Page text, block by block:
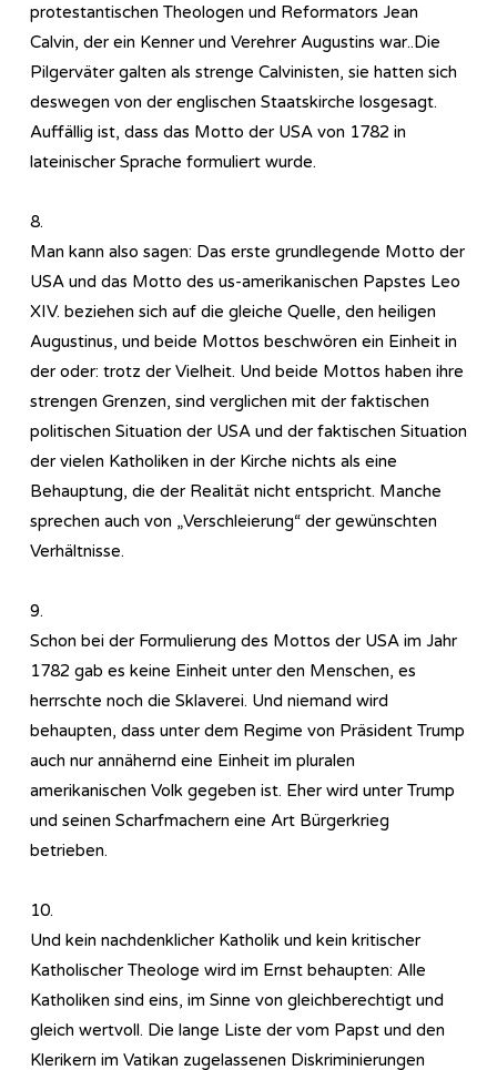
protestantischen Theologen und Reformators Jean
Calvin, der ein Kenner und Verehrer Augustins war..Die
Pilgerväter galten als strenge Calvinisten, sie hatten sich
deswegen von der englischen Staatskirche losgesagt.
Auffällig ist, dass das Motto der USA von 1782 in
lateinischer Sprache formuliert wurde.
8.
Man kann also sagen: Das erste grundlegende Motto der
USA und das Motto des us-amerikanischen Papstes Leo
XIV. beziehen sich auf die gleiche Quelle, den heiligen
Augustinus, und beide Mottos beschwören ein Einheit in
der oder: trotz der Vielheit. Und beide Mottos haben ihre
strengen Grenzen, sind verglichen mit der faktischen
politischen Situation der USA und der faktischen Situation
der vielen Katholiken in der Kirche nichts als eine
Behauptung, die der Realität nicht entspricht. Manche
sprechen auch von „Verschleierung“ der gewünschten
Verhältnisse.
9.
Schon bei der Formulierung des Mottos der USA im Jahr
1782 gab es keine Einheit unter den Menschen, es
herrschte noch die Sklaverei. Und niemand wird
behaupten, dass unter dem Regime von Präsident Trump
auch nur annähernd eine Einheit im pluralen
amerikanischen Volk gegeben ist. Eher wird unter Trump
und seinen Scharfmachern eine Art Bürgerkrieg
betrieben.
10.
Und kein nachdenklicher Katholik und kein kritischer
Katholischer Theologe wird im Ernst behaupten: Alle
Katholiken sind eins, im Sinne von gleichberechtigt und
gleich wertvoll. Die lange Liste der vom Papst und den
Klerikern im Vatikan zugelassenen Diskriminierungen